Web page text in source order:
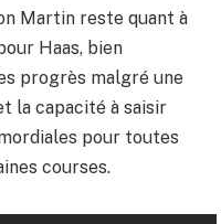
Martin reste quant à
Haas, bien
progrès malgré une
la capacité à saisir
pour toutes
courses.